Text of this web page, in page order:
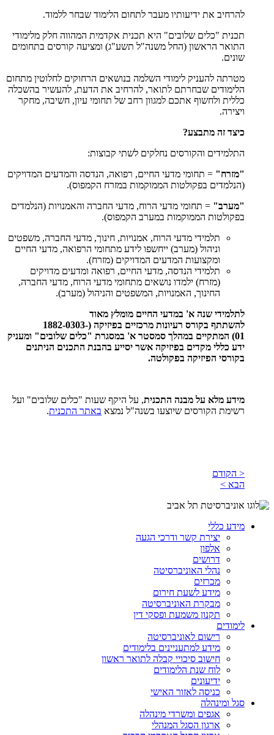
להרחיב את ידיעותיו מעבר לתחום הלימוד שבחר ללמוד.
תכנית "כלים שלובים" היא תכנית אקדמית המהווה חלק מלימודי
התואר הראשון (החל משנה"ל תשע"ג) ומציעה קורסים בתחומים
שונים.
מטרתה להעניק לימודי השלמה בנושאים הרחוקים לחלוטין מתחום
הלימודים שבחרתם לתואר, להרחיב את הדעת, להעשיר בהשכלה
כללית ולחשוף אתכם למגוון רחב של תחומי עיון, חשיבה, מחקר
ויצירה.
כיצד זה מתבצע?
התלמידים והקורסים נחלקים לשתי קבוצות:
"מזרח" = תחומי מדעי החיים, רפואה, הנדסה והמדעים המדויקים
(הנלמדים בפקולטות הממוקמות במזרח הקמפוס).
"מערב" = תחומי מדעי הרוח, מדעי החברה והאמנויות (הנלמדים
בפקולטות הממוקמות במערב הקמפוס).
תלמידי מדעי הרוח, אמנויות, חינוך, מדעי החברה, משפטים
וניהול (מערב) ייחשפו לידע מתחומי הרפואה, מדעי החיים
ומקצועות המדעים המדויקים (מזרח).
תלמידי הנדסה, מדעי החיים, רפואה ומדעים מדויקים
(מזרח) ילמדו נושאים מתחומי מדעי הרוח, מדעי החברה,
החינוך, האמנויות, המשפטים והניהול (מערב).
לתלמידי שנה א' במדעי החיים מומלץ מאוד
להשתתף בקורס רעיונות מרכזיים בפיזיקה (1882-0303-
01) המתקיים במהלך סמסטר א' במסגרת "כלים שלובים" ומעניק
ידע כללי מקדים בפיזיקה אשר יסייע בהבנת התכנים הניתנים
בקורסי הפיזיקה בפקולטה.
מידע מלא על מבנה התכנית, על היקף שעות "כלים שלובים" ועל
רשימת הקורסים שיוצעו בשנה"ל נמצא באתר התכנית.
< הקודם
הבא >
מידע כללי
יצירת קשר ודרכי הגעה
אלפון
דרושים
נהלי האוניברסיטה
מכרזים
מידע לשעת חירום
מבקרת האוניברסיטה
תקנון משמעת ופסקי דין
לימודים
רישום לאוניברסיטה
מידע למתעניינים בלימודים
חישוב סיכויי קבלה לתואר ראשון
לוח שנת הלימודים
ידיעונים
כניסה לאזור האישי
סגל ומינהלה
אגפים ומשרדי מינהלה
ארגון הסגל המנהלי